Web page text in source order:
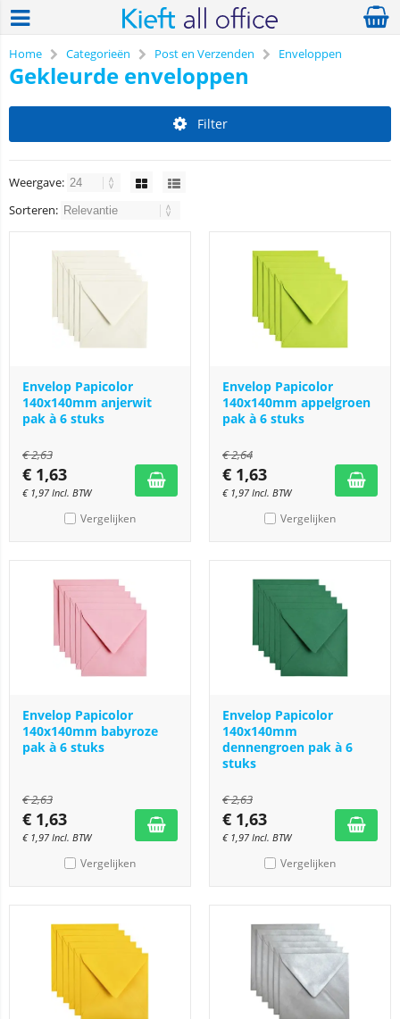
Home Categorieën Post en Verzenden Enveloppen
Gekleurde enveloppen
Filter
Weergave:
Sorteren:
Envelop Papicolor
140x140mm anjerwit
pak à 6 stuks
€2,63
€ 1,63
€ 1,97 Incl. BTW
Vergelijken
Envelop Papicolor
140x140mm appelgroen
pak à 6 stuks
€2,64
€ 1,63
€ 1,97 Incl. BTW
Vergelijken
Envelop Papicolor
140x140mm babyroze
pak à 6 stuks
€2,63
€ 1,63
€ 1,97 Incl. BTW
Vergelijken
Envelop Papicolor
140x140mm
dennengroen pak à 6
stuks
€2,63
€ 1,63
€ 1,97 Incl. BTW
Vergelijken